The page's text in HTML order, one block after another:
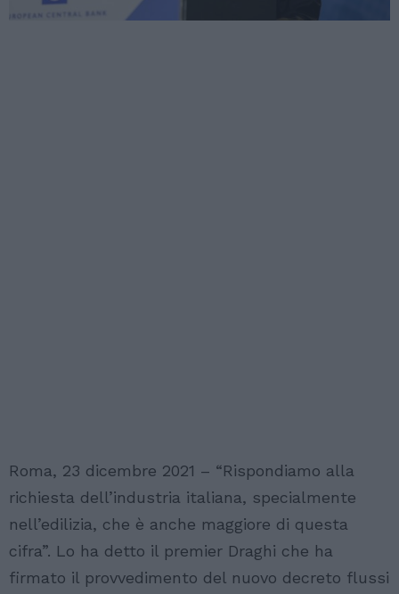
Roma, 23 dicembre 2021 – “Rispondiamo alla
richiesta dell’industria italiana, specialmente
nell’edilizia, che è anche maggiore di questa
cifra”. Lo ha detto il premier Draghi che ha
firmato il provvedimento del nuovo decreto flussi